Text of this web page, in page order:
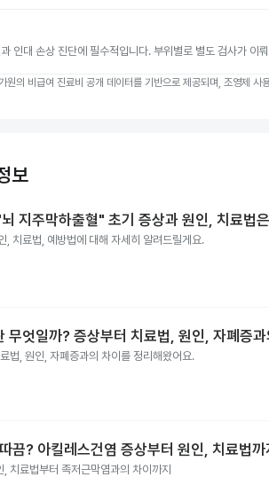
인대 손상 진단에 필수적입니다. 부위별로 별도 검사가 이
원의 비급여 진료비 공개 데이터를 기반으로 제공되며, 조영제
보
지주막하출혈" 초기 증상과 원인, 치료법
, 치료법, 예방법에 대해 자세히 알려드릴게요.
무엇일까? 증상부터 치료법, 원인, 자폐증과
법, 원인, 자폐증과의 차이를 정리해왔어요.
끔? 아킬레스건염 증상부터 원인, 치료법까
치료법부터 족저근막염과의 차이까지